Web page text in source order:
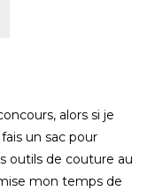
alors si je
un sac pour
outils de couture au
mon temps de